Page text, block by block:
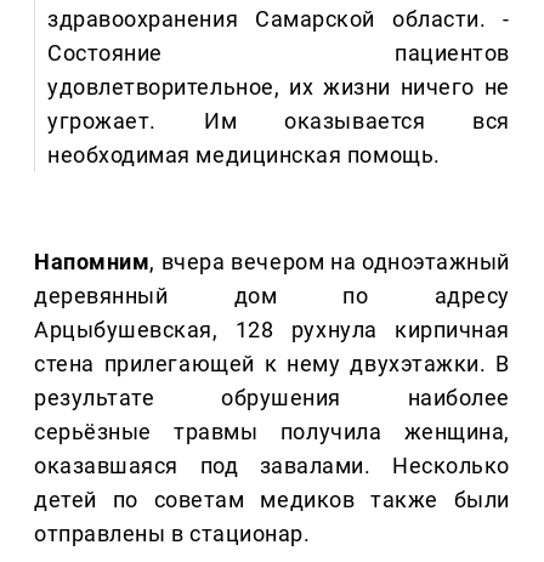
здравоохранения Самарской области. -
Состояние пациентов
удовлетворительное, их жизни ничего не
угрожает. Им оказывается вся
необходимая медицинская помощь.
Напомним, вчера вечером на одноэтажный
деревянный дом по адресу
Арцыбушевская, 128 рухнула кирпичная
стена прилегающей к нему двухэтажки. В
результате обрушения наиболее
серьёзные травмы получила женщина,
оказавшаяся под завалами. Несколько
детей по советам медиков также были
отправлены в стационар.